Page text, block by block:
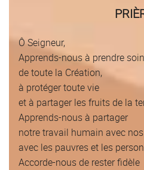
Ô Seigneur,
Apprends-nous à prendre soin
de toute la Création,
à protéger toute vie
et à partager les fruits de la
Apprends-nous à partager
notre travail humain avec
avec les pauvres et les
Accorde-nous de rester fidèle